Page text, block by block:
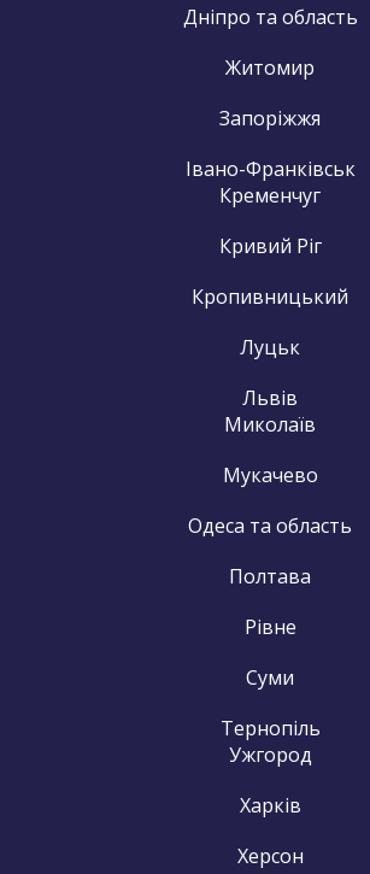
Дніпро та область
Житомир
Запоріжжя
Івано-Франківськ
Кременчуг
Кривий Ріг
Кропивницький
Луцьк
Львів
Миколаїв
Мукачево
Одеса та область
Полтава
Рівне
Суми
Тернопіль
Ужгород
Харків
Херсон